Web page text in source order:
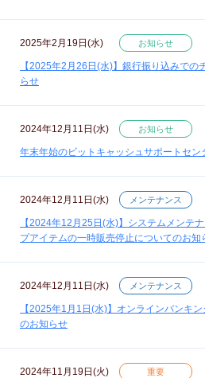
2025年2月19日(水) お知らせ
【2025年2月26日(水)】銀行振り込みでの
らせ
2024年12月11日(水) お知らせ
年末年始のビットキャッシュサポートセ
2024年12月11日(水) メンテナンス
【2024年12月25日(水)】システムメンテ
プアイテムの一時販売停止についてのお知
2024年12月11日(水) メンテナンス
【2025年1月1日(水)】オンラインバンキ
のお知らせ
2024年11月19日(火) 重要